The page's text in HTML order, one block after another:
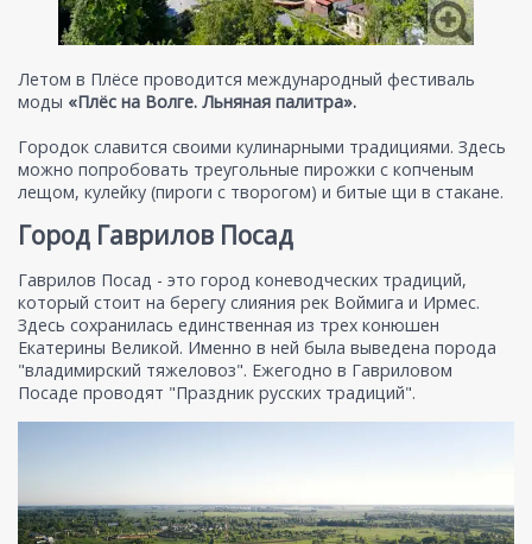
Летом в Плёсе проводится международный фестиваль
моды «Плёс на Волге. Льняная палитра».
Городок славится своими кулинарными традициями. Здесь
можно попробовать треугольные пирожки с копченым
лещом, кулейку (пироги с творогом) и битые щи в стакане.
Город Гаврилов Посад
Гаврилов Посад - это город коневодческих традиций,
который стоит на берегу слияния рек Воймига и Ирмес.
Здесь сохранилась единственная из трех конюшен
Екатерины Великой. Именно в ней была выведена порода
"владимирский тяжеловоз". Ежегодно в Гавриловом
Посаде проводят "Праздник русских традиций".